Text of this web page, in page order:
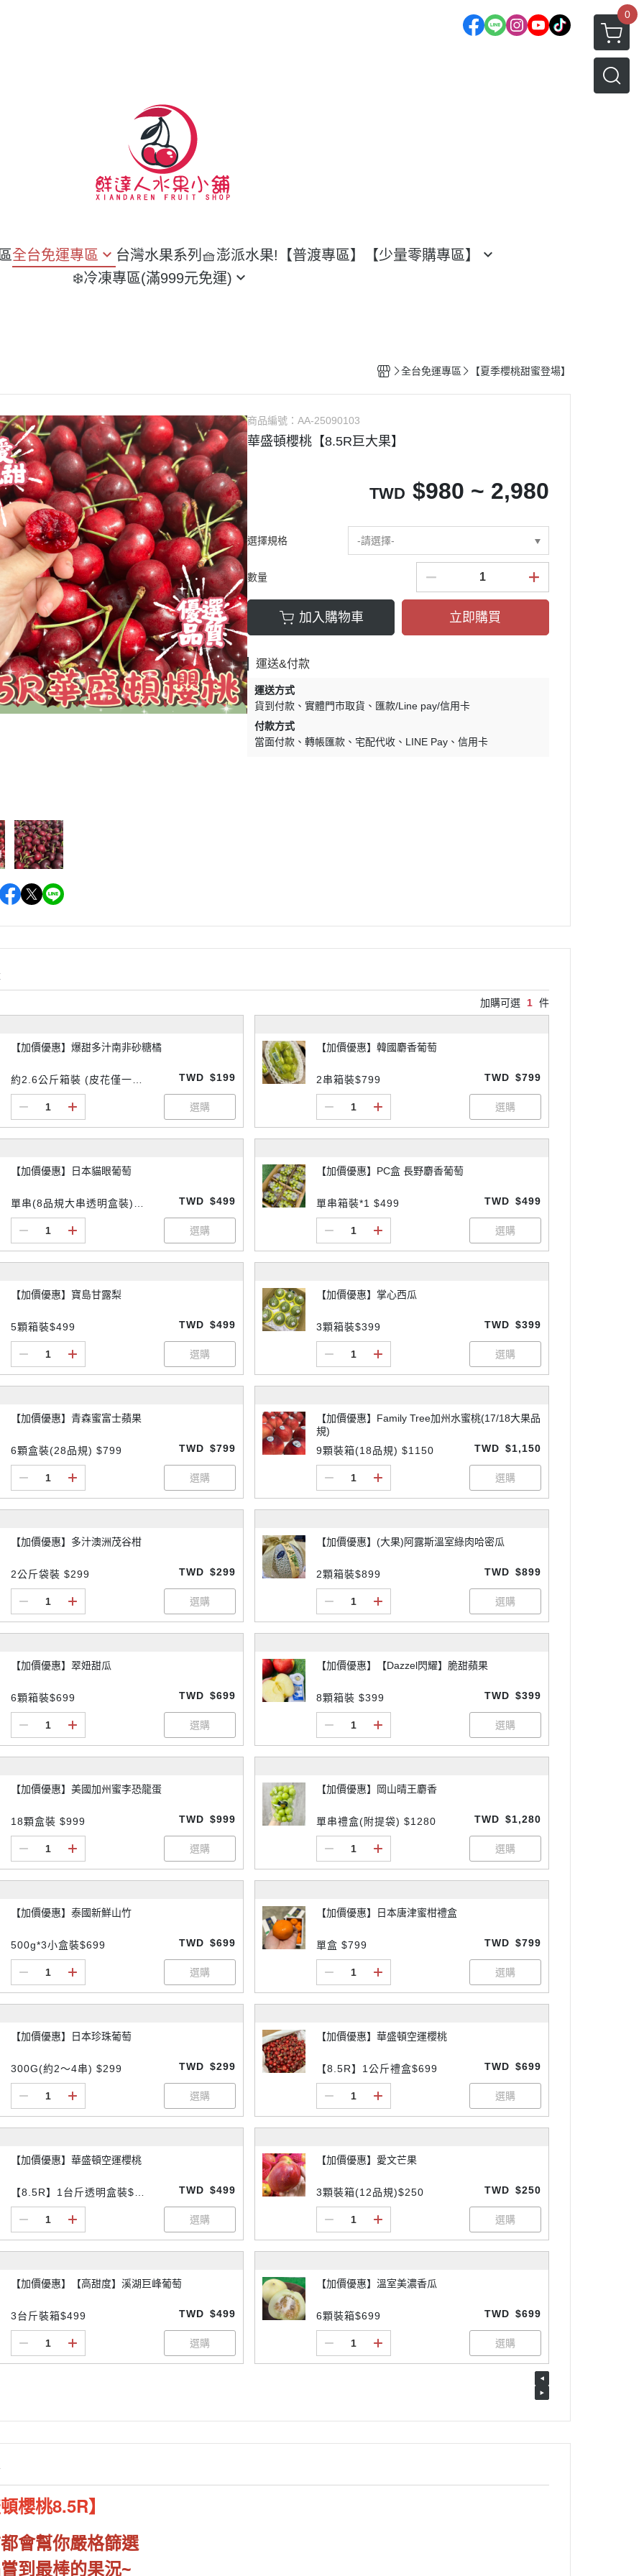
0
全台免運專區 台灣水果系列 🧺澎派水果!【普渡專區】 【少量零購專區】
調味專區
❄️冷凍專區(滿999元免運)
微波煮食/水餃/蘿蔔糕
全台免運專區 【夏季櫻桃甜蜜登場】
商品編號：AA-25090103
華盛頓櫻桃【8.5R巨大果】
TWD $980 ~ 2,980
選擇規格 -請選擇-
數量
加入購物車 立即購買
運送&付款
運送方式
貨到付款
實體門市取貨
匯款/Line pay/信用卡
付款方式
當面付款
轉帳匯款 宅配代收 LINE Pay 信用卡
加購可選 1 件
【加價優惠】爆甜多汁南非砂糖橘
約2.6公斤箱裝 (皮花僅一
TWD $199
【加價優惠】韓國麝香葡萄
2串箱裝$799 TWD $799
【加價優惠】日本貓眼葡萄
單串(8品規大串透明盒裝)
TWD $499
【加價優惠】PC盒 長野麝香葡萄
單串箱裝*1 $499 TWD $499
【加價優惠】寶島甘露梨
5顆箱裝$499 TWD $499
【加價優惠】掌心西瓜
3顆箱裝$399 TWD $399
【加價優惠】青森蜜富士蘋果
6顆盒裝(28品規) $799 TWD $799
【加價優惠】Family Tree加州水蜜桃(17/18大果品
規)
9顆裝箱(18品規) $1150
TWD $1,150
【加價優惠】多汁澳洲茂谷柑
2公斤袋裝 $299 TWD $299
【加價優惠】(大果)阿露斯溫室綠肉哈密瓜
2顆箱裝$899 TWD $899
【加價優惠】翠妞甜瓜
6顆箱裝$699 TWD $699
【加價優惠】【Dazzel閃耀】脆甜蘋果
8顆箱裝 $399 TWD $399
【加價優惠】美國加州蜜李恐龍蛋
18顆盒裝 $999 TWD $999
【加價優惠】岡山晴王麝香
單串禮盒(附提袋) $1280 TWD $1,280
【加價優惠】泰國新鮮山竹
500g*3小盒裝$699 TWD $699
【加價優惠】日本唐津蜜柑禮盒
單盒 $799 TWD $799
【加價優惠】日本珍珠葡萄
300G(約2～4串) $299 TWD $299
【加價優惠】華盛頓空運櫻桃
【8.5R】1公斤禮盒$699 TWD $699
【加價優惠】華盛頓空運櫻桃
【8.5R】1台斤透明盒裝$4
TWD $499
【加價優惠】愛文芒果
3顆裝箱(12品規)$250 TWD $250
【加價優惠】【高甜度】溪湖巨峰葡萄
3台斤裝箱$499 TWD $499
【加價優惠】溫室美濃香瓜
6顆裝箱$699 TWD $699
櫻桃8.5R】
會幫你嚴格篩選
到最棒的果況~